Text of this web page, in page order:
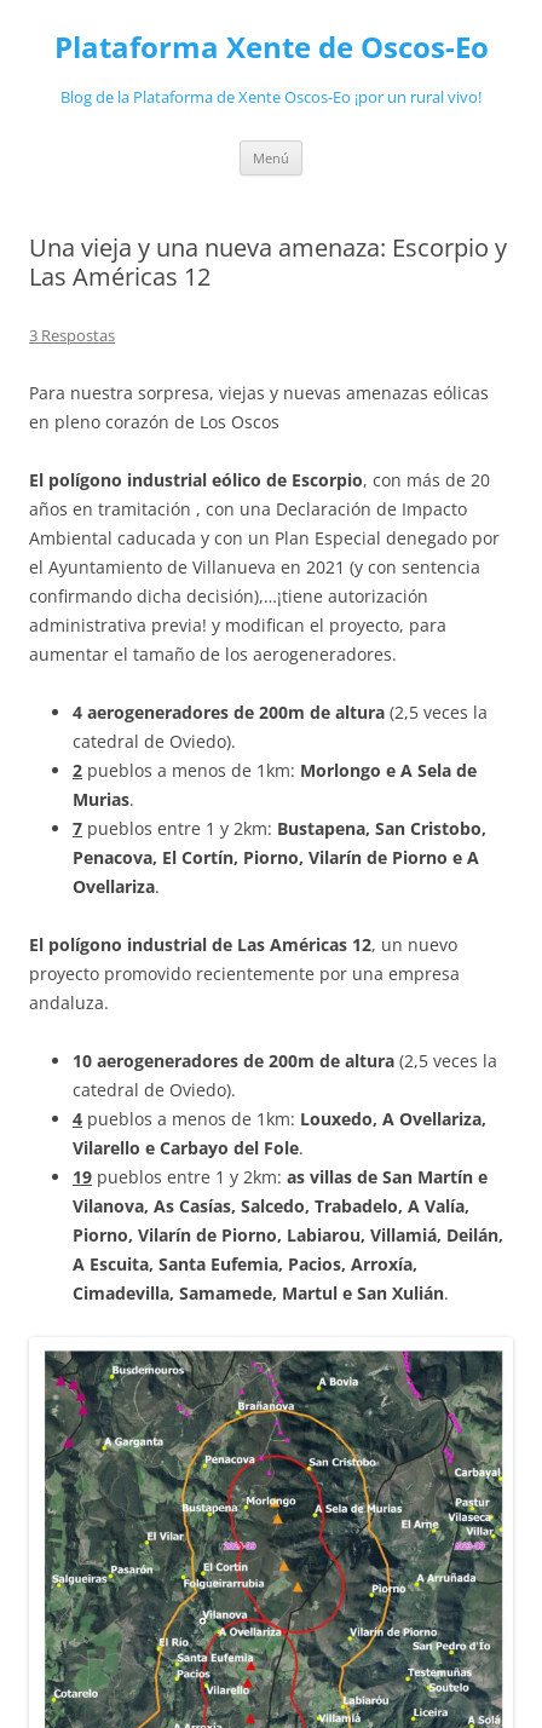
contido
Plataforma Xente de Oscos-Eo
Blog de la Plataforma de Xente Oscos-Eo ¡por un rural vivo!
Menú
Una vieja y una nueva amenaza: Escorpio y
Las Américas 12
3 Respostas
Para nuestra sorpresa, viejas y nuevas amenazas eólicas
en pleno corazón de Los Oscos
El polígono industrial eólico de Escorpio, con más de 20
años en tramitación , con una Declaración de Impacto
Ambiental caducada y con un Plan Especial denegado por
el Ayuntamiento de Villanueva en 2021 (y con sentencia
confirmando dicha decisión),…¡tiene autorización
administrativa previa! y modifican el proyecto, para
aumentar el tamaño de los aerogeneradores.
4 aerogeneradores de 200m de altura (2,5 veces la
catedral de Oviedo).
2 pueblos a menos de 1km: Morlongo e A Sela de
Murias.
7 pueblos entre 1 y 2km: Bustapena, San Cristobo,
Penacova, El Cortín, Piorno, Vilarín de Piorno e A
Ovellariza.
El polígono industrial de Las Américas 12, un nuevo
proyecto promovido recientemente por una empresa
andaluza.
10 aerogeneradores de 200m de altura (2,5 veces la
catedral de Oviedo).
4 pueblos a menos de 1km: Louxedo, A Ovellariza,
Vilarello e Carbayo del Fole.
19 pueblos entre 1 y 2km: as villas de San Martín e
Vilanova, As Casías, Salcedo, Trabadelo, A Valía,
Piorno, Vilarín de Piorno, Labiarou, Villamiá, Deilán,
A Escuita, Santa Eufemia, Pacios, Arroxía,
Cimadevilla, Samamede, Martul e San Xulián.